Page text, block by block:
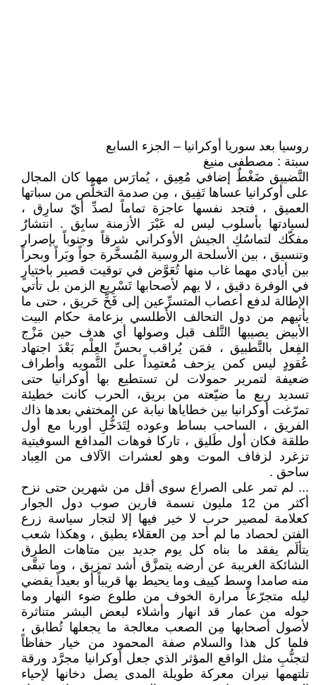
روسيا بعد سوريا أوكرانيا – الجزء السابع
سبتة : مصطفى منيغ
التَّضييق ضَغْطٌ إضافي مُعِيق ، يُمارَس مهما كان المجال
على أوكرانيا عساها تَفِيق ، مِن صدمة التخلُّص من سباتها
العميق ، فتجد نفسها عاجزة تماماً لصدِّ أيّ سارِق ،
لسيادتها بأسلوب ليس له عَبْرَ الأزمنة سابِق . انتشارٌ
مفكّك لتماسُكِ الجيش الأوكراني شرقاً وجنوباً بإصرار
وتنسيق ، بين الأسلحة الروسية المُسخَّرة جواً وبَراً وبحراً
بين أيادي مهما غاب منها تُعَوَّض في توقيت قصير باختيارٍ
في الوفرة دقيق ، لا يهم لأصحابها تَسْرِيع الزمن بل تأتي
الإطالة لدفع أعصاب المتسرِّعين إلى فَخِّ حَريق ، حتى ما
يأتيهم من دول التحالف الأطلسي بزعامة حكام البيت
الأبيض يصيبها التَّلف قبل وصولها أي هدف حين مَزْج
الفِعل بالتَّطبيق ، فمَن يُراقب بحسِّ العِلْم بَعْدَ اجتهاد
عُقودٍ ليس كمن يزحف مُعتمِداً على التَّمويه وأطراف
ضعيفة لتمرير حمولات لن تستطيع بها أوكرانيا حتى
تسديد ربع ما ضيّعته من بريق، الحرب كانت خطيئة
تمرّغت أوكرانيا بين خطاياها نيابة عن المختفي بعدها ذاك
الفريق ، الساحب بساط وعوده لِتَدَخُّلِ أوربا مع أول
طلقة فكان أول طَليق ، تاركا فوهات المدافع السوفيتية
تزغرد لزفاف الموت وهو لعشرات الآلاف من العِباد
ساحق .
... لم تمر على الصراع سوى أقل من شهرين حتى نزح
أكثر من 12 مليون نسمة فارين صوب دول الجوار
كعلامة لمصير حرب لا خير فيها إلا لتجار سياسة زرع
الفتن لحصاد ما لم أحد مِن العقلاء يطيق ، وهكذا شعب
يتألَم يفقد ما بناه كل يوم جديد بين متاهات الطرق
الشائكة الغريبة عن أرضه يتمزَّق أشد تمزيق ، وما تبقَّى
منه صامدا وسط كييف وما يحيط بها قريباً أو بعيداً يقضي
ليله متجرّعاً مرارة الخوف من طلوع ضوء النهار وما
حوله من عمار قد انهار وأشلاء لبعض البشر متناثرة
لأصول أصحابها مِن الصعب معالجة ما يجعلها تُطابق ،
فلما كل هذا والسلام صفة المحمود من خيار حفاظاً
لتجنُّبِ مثل الواقع المؤثر الذي جعل أوكرانيا مجرَّد ورقة
تلتهمها نيران معركة طويلة المدى يصل دخانها لإحياء